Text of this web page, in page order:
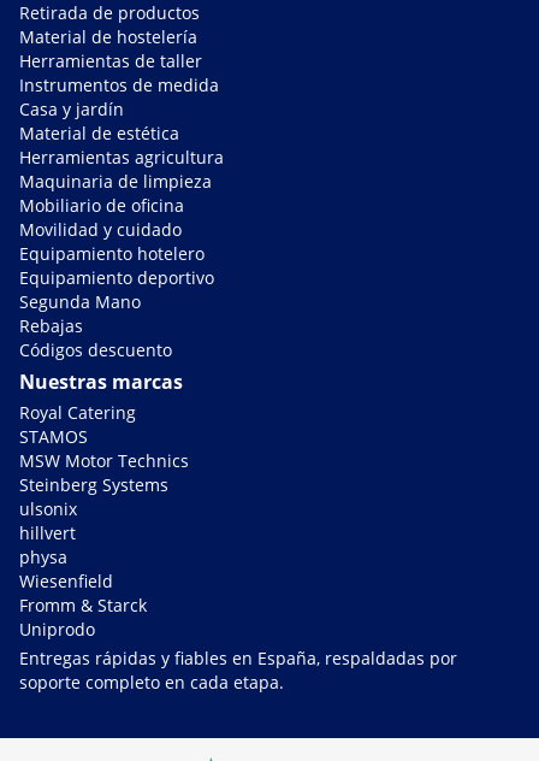
Retirada de productos
Material de hostelería
Herramientas de taller
Instrumentos de medida
Casa y jardín
Material de estética
Herramientas agricultura
Maquinaria de limpieza
Mobiliario de oficina
Movilidad y cuidado
Equipamiento hotelero
Equipamiento deportivo
Segunda Mano
Rebajas
Códigos descuento
Nuestras marcas
Royal Catering
STAMOS
MSW Motor Technics
Steinberg Systems
ulsonix
hillvert
physa
Wiesenfield
Fromm & Starck
Uniprodo
Entregas rápidas y fiables en España, respaldadas por
soporte completo en cada etapa.